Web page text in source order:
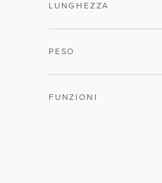
LUNGHEZZA
PESO
FUNZIONI